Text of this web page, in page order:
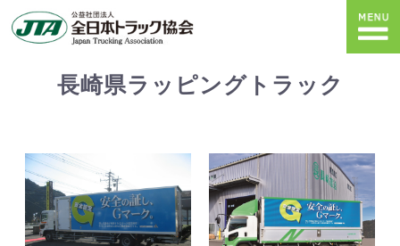
長崎県ラッピングトラック